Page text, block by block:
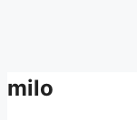
milo